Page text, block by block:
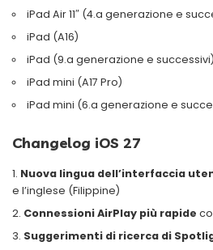
iPad Air 11″ (4.a generazione e
iPad (A16)
iPad (9.a generazione e successivi)
iPad mini (A17 Pro)
iPad mini (6.a generazione e
Changelog iOS 27
Nuova lingua dell’interfaccia
e l’inglese (Filippine)
Connessioni AirPlay più rapide
Suggerimenti di ricerca di